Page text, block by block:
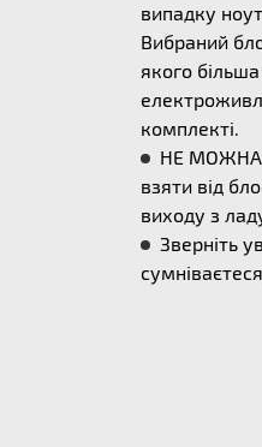
випадку
Вибраний
якого
комплекті.
НЕ МОЖНА:
взяти від
виходу з
Зверніть